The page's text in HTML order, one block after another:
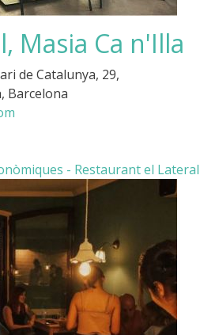
Masia Ca n'Illa
de Catalunya, 29,
Barcelona
- Restaurant el Lateral